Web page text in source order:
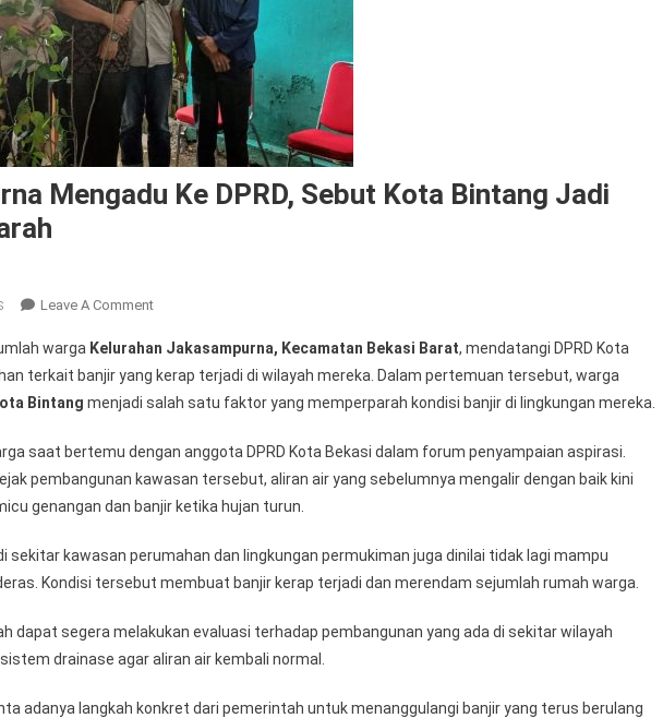
Mengadu Ke DPRD, Sebut Kota Bintang Jadi
Leave A CommentOn
Jakasampurna
Mengadu
Ke
Sebut
Kota
Bintang
Penyebab
Banjir
warga Kelurahan Jakasampurna, Kecamatan Bekasi Barat, mendatangi DPRD Kota
terkait banjir yang kerap terjadi di wilayah mereka. Dalam pertemuan tersebut, warga
Bintang menjadi salah satu faktor yang memperparah kondisi banjir di lingkungan mereka.
saat bertemu dengan anggota DPRD Kota Bekasi dalam forum penyampaian aspirasi.
pembangunan kawasan tersebut, aliran air yang sebelumnya mengalir dengan baik kini
genangan dan banjir ketika hujan turun.
sekitar kawasan perumahan dan lingkungan permukiman juga dinilai tidak lagi mampu
Kondisi tersebut membuat banjir kerap terjadi dan merendam sejumlah rumah warga.
dapat segera melakukan evaluasi terhadap pembangunan yang ada di sekitar wilayah
drainase agar aliran air kembali normal.
adanya langkah konkret dari pemerintah untuk menanggulangi banjir yang terus berulang